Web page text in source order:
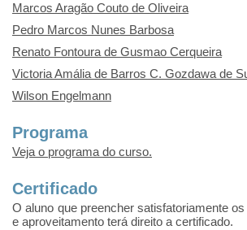
Marcos Aragão Couto de Oliveira
Pedro Marcos Nunes Barbosa
Renato Fontoura de Gusmao Cerqueira
Victoria Amália de Barros C. Gozdawa de
Wilson Engelmann
Programa
Veja o programa do curso.
Certificado
O aluno que preencher satisfatoriamente
e aproveitamento terá direito a certificado.